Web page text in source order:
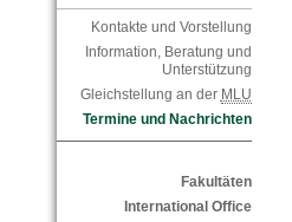
Kontakte und Vorstellung
Information, Beratung und
Unterstützung
Gleichstellung an der MLU
Termine und Nachrichten
Fakultäten
International Office